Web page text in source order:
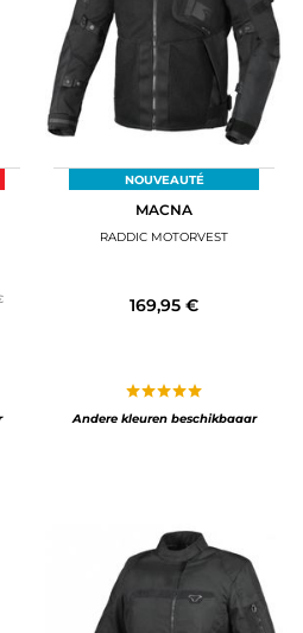
NOUVEAUTÉ
MACNA
RADDIC MOTORVEST
169,95 €
Andere kleuren beschikbaaar